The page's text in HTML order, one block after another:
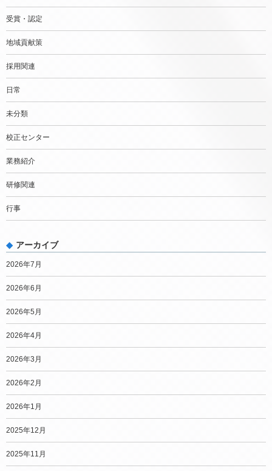
受賞・認定
地域貢献策
採用関連
日常
未分類
校正センター
業務紹介
研修関連
行事
アーカイブ
2026年7月
2026年6月
2026年5月
2026年4月
2026年3月
2026年2月
2026年1月
2025年12月
2025年11月